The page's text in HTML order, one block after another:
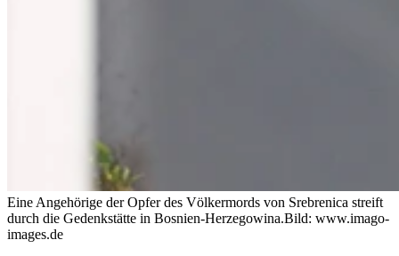
Eine Angehörige der Opfer des Völkermords von Srebrenica streift
durch die Gedenkstätte in Bosnien-Herzegowina.Bild: www.imago-
images.de